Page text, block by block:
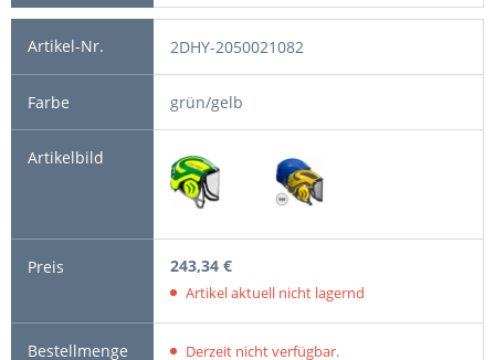
2DHY-2050021082
grün/gelb
243,34 €
Artikel aktuell nicht lagernd
Derzeit nicht verfügbar.